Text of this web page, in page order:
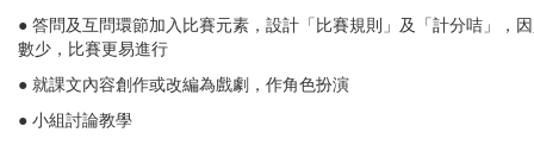
● 答問及互問環節加入比賽元素，設計「比賽規則」及「計分咭」，
數少，比賽更易進行
● 就課文內容創作或改編為戲劇，作角色扮演
● 小組討論教學